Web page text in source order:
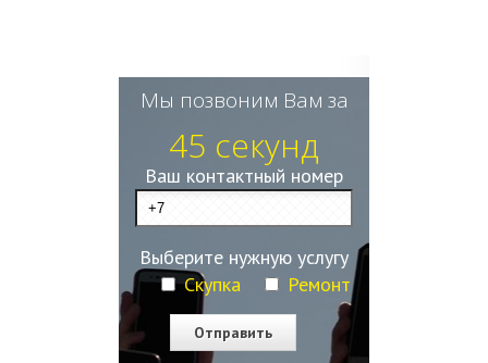
Мы позвоним Вам за
45 секунд
Ваш контактный номер
Выберите нужную услугу
Скупка
Ремонт